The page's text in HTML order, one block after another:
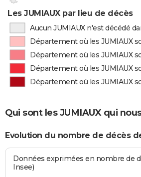
Les JUMIAUX par lieu de décès
Aucun JUMIAUX n'est décédé
Département où les JUMIAUX
Département où les JUMIAUX
Département où les JUMIAUX
Département où les JUMIAUX
Qui sont les JUMIAUX qui
Evolution du nombre de décès
Données exprimées en nombre de
Insee)